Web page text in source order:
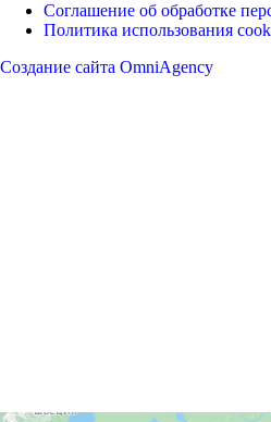
Соглашение об обработке
Политика использования
Создание сайта OmniAgency